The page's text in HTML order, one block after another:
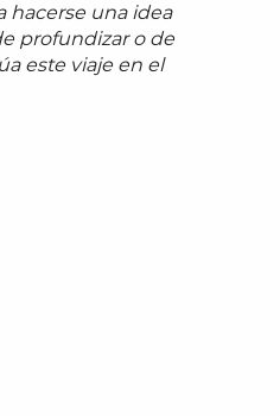
hacerse una idea
profundizar o de
este viaje en el